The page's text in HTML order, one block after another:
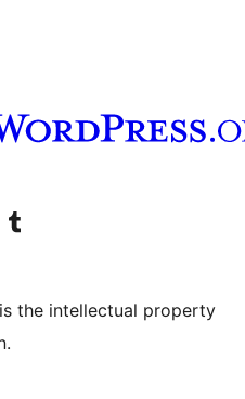
TikTokcanal de YouTube
Visita nuestra cuenta de Tumblr
the intellectual property